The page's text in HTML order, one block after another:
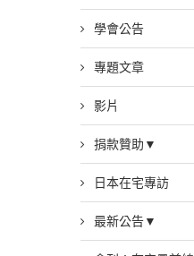
學會公告
專題文章
影片
捐款贊助▼
日本在宅專訪
最新公告▼